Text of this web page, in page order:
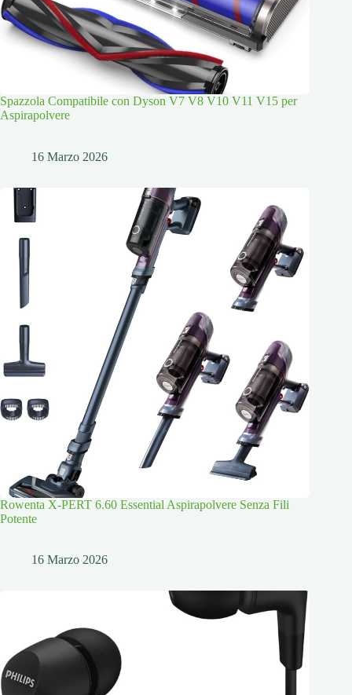
Spazzola Compatibile con Dyson V7 V8 V10 V11 V15 per
Aspirapolvere
16 Marzo 2026
Rowenta X-PERT 6.60 Essential Aspirapolvere Senza Fili
Potente
16 Marzo 2026